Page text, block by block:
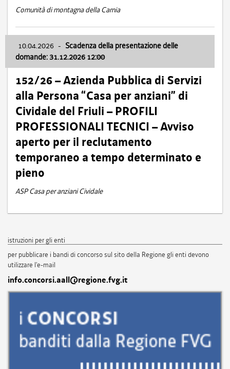
Comunità di montagna della Carnia
10.04.2026 - Scadenza della presentazione delle
domande: 31.12.2026 12:00
152/26 – Azienda Pubblica di Servizi
alla Persona “Casa per anziani” di
Cividale del Friuli – PROFILI
PROFESSIONALI TECNICI – Avviso
aperto per il reclutamento
temporaneo a tempo determinato e
pieno
ASP Casa per anziani Cividale
istruzioni per gli enti
per pubblicare i bandi di concorso sul sito della Regione gli enti devono
utilizzare l'e-mail
info.concorsi.aall@regione.fvg.it